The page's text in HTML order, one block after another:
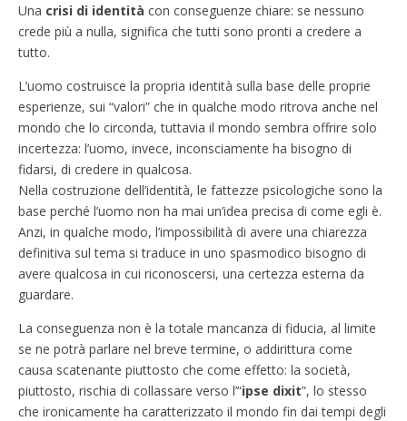
Una crisi di identità con conseguenze chiare: se nessuno
crede più a nulla, significa che tutti sono pronti a credere a
tutto.
L’uomo costruisce la propria identità sulla base delle proprie
esperienze, sui “valori” che in qualche modo ritrova anche nel
mondo che lo circonda, tuttavia il mondo sembra offrire solo
incertezza: l’uomo, invece, inconsciamente ha bisogno di
fidarsi, di credere in qualcosa.
Nella costruzione dell’identità, le fattezze psicologiche sono la
base perché l’uomo non ha mai un’idea precisa di come egli è.
Anzi, in qualche modo, l’impossibilità di avere una chiarezza
definitiva sul tema si traduce in uno spasmodico bisogno di
avere qualcosa in cui riconoscersi, una certezza esterna da
guardare.
La conseguenza non è la totale mancanza di fiducia, al limite
se ne potrà parlare nel breve termine, o addirittura come
causa scatenante piuttosto che come effetto: la società,
piuttosto, rischia di collassare verso l’“ipse dixit”, lo stesso
che ironicamente ha caratterizzato il mondo fin dai tempi degli